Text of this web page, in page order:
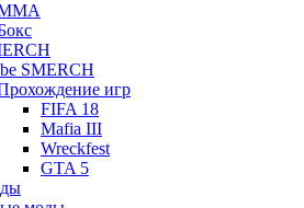
SMERCH
игр
FIFA 18
Mafia III
Wreckfest
GTA 5